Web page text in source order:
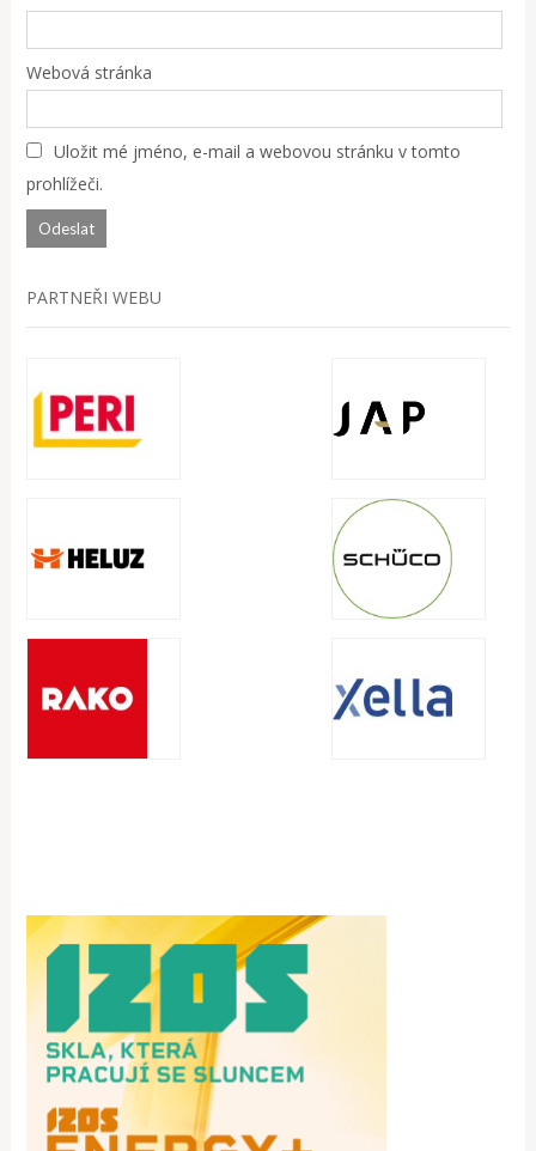
Webová stránka
Uložit mé jméno, e-mail a webovou stránku v tomto
prohlížeči.
PARTNEŘI WEBU